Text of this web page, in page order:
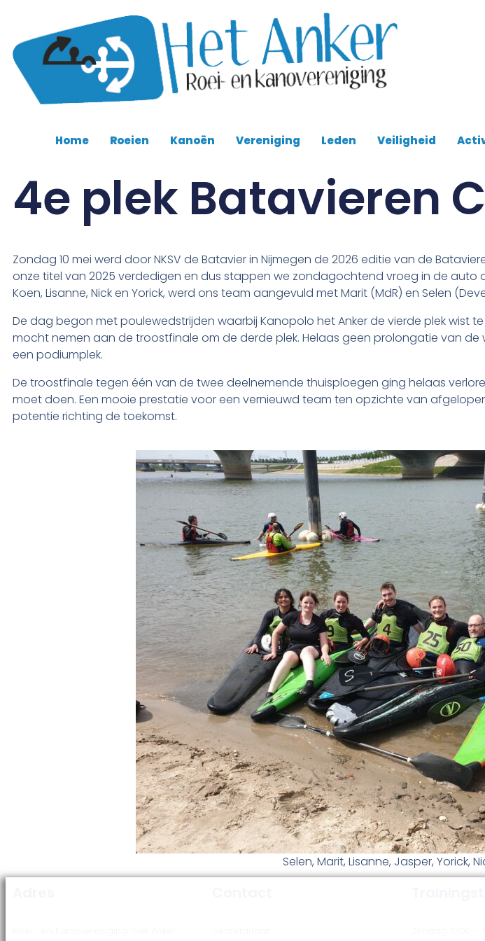
Home Roeien Kanoën Vereniging Leden Veiligheid
4e plek Batavieren
Zondag 10 mei werd door NKSV de Batavier in Nijmegen de 2026 editie van de
onze titel van 2025 verdedigen en dus stappen we zondagochtend vroeg in de auto
Koen, Lisanne, Nick en Yorick, werd ons team aangevuld met Marit (MdR) en Selen
De dag begon met poulewedstrijden waarbij Kanopolo het Anker de vierde plek wist
mocht nemen aan de troostfinale om de derde plek. Helaas geen prolongatie van
een podiumplek.
De troostfinale tegen één van de twee deelnemende thuisploegen ging helaas
moet doen. Een mooie prestatie voor een vernieuwd team ten opzichte van
potentie richting de toekomst.
Selen, Marit, Lisanne, Jasper, Yorick,